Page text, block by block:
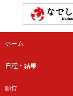
ホーム
日程・結果
順位